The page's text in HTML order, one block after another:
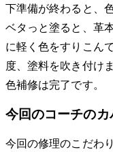
下準備が終わると、
ベタっと塗ると、革
に軽く色をすりこん
度、塗料を吹き付け
色補修は完了です。
今回のコーチのカ
今回の修理のこだわ